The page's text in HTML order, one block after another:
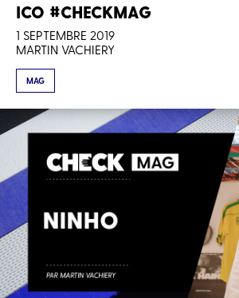
ICO #CHECKMAG
1 SEPTEMBRE 2019
MARTIN VACHIERY
MAG